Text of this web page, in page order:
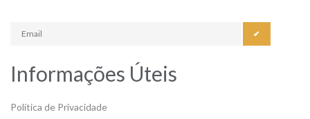
✔
Informações Úteis
Política de Privacidade